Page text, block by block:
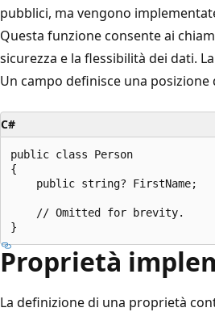
pubblici, ma vengono
Questa funzione consente ai
sicurezza e la flessibilità dei dati.
Un campo definisce una posizione
C#
public class Person
{
    public string? FirstName;
    // Omitted for brevity.
Proprietà
La definizione di una proprietà